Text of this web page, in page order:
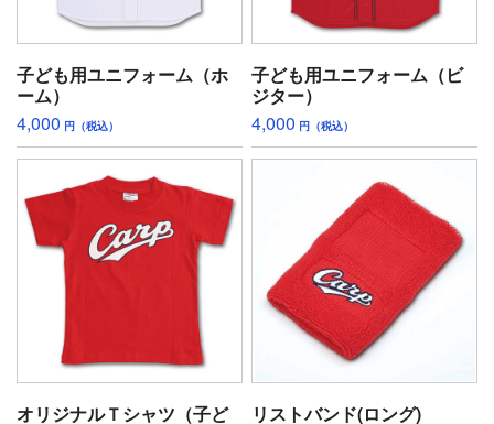
子ども用ユニフォーム（ホ
ーム）
4,000 円（税込）
子ども用ユニフォーム（ビ
ジター）
4,000 円（税込）
オリジナルＴシャツ（子ど
リストバンド(ロング)